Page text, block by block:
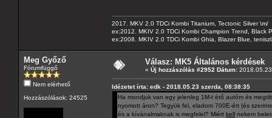
2017. MKV 2.0 TDCi Kombi Titanium, Tectonic Silver \m/
ex:2012. MKIV 2.0 TDCi Kombi Champion Trend, Black
ex:2008. MKIV 2.0 TDCi Kombi Ghia, Blazer Blue,
Meg Győző
Fórumfüggő
Nem elérhető
Hozzászólások: 24525
Válasz: MK5 Általános kérdések
« Új hozzászólás #2952 Dátum:
Idézetet írta: edk - 2018.05.23 szerda, 08:38:35
Ha mondjuk van egy jelenleg 1M-t érő autóm és
nyomott áron? Tegyük fel, eladom 700E-ért (és
és a kívánalmaknak is megfelel? Miért kell nekem